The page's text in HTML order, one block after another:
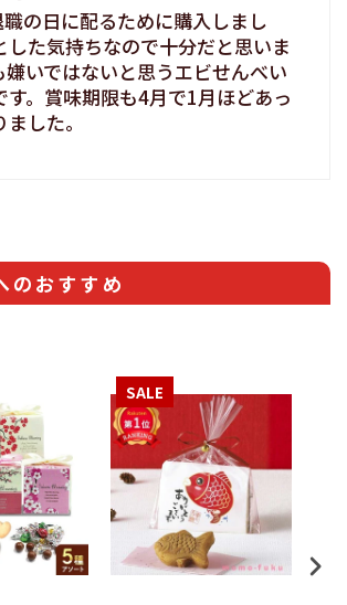
の日に配るために購入しまし
した気持ちなので十分だと思いま
嫌いではないと思うエビせんべい
す。賞味期限も4月で1月ほどあっ
した。
のおすすめ
SALE